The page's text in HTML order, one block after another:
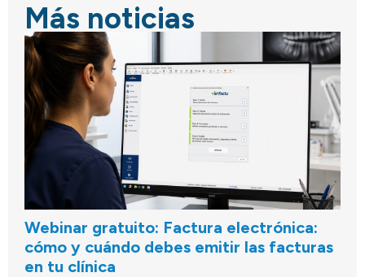
Más noticias
Webinar gratuito: Factura electrónica:
cómo y cuándo debes emitir las facturas
en tu clínica